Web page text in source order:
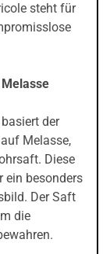
steht für
der
Melasse,
Diese
ein besonders
Der Saft
die